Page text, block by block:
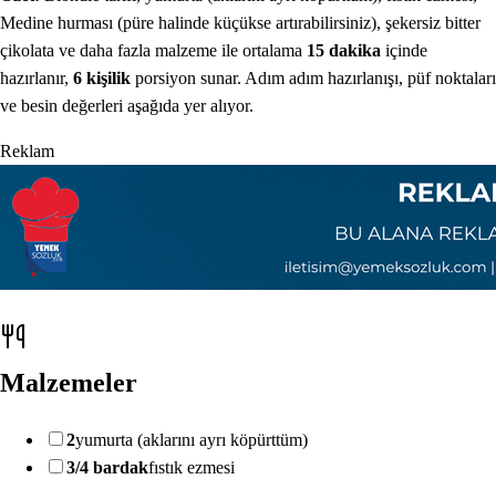
Medine hurması (püre halinde küçükse artırabilirsiniz), şekersiz bitter
çikolata ve daha fazla malzeme ile ortalama 15 dakika içinde
hazırlanır, 6 kişilik porsiyon sunar. Adım adım hazırlanışı, püf noktaları
ve besin değerleri aşağıda yer alıyor.
Reklam
Malzemeler
2yumurta (aklarını ayrı köpürttüm)
3/4 bardakfıstık ezmesi